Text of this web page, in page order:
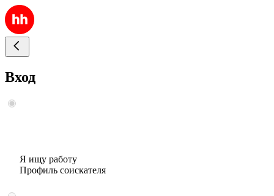
Вход
Я ищу работу
Профиль соискателя